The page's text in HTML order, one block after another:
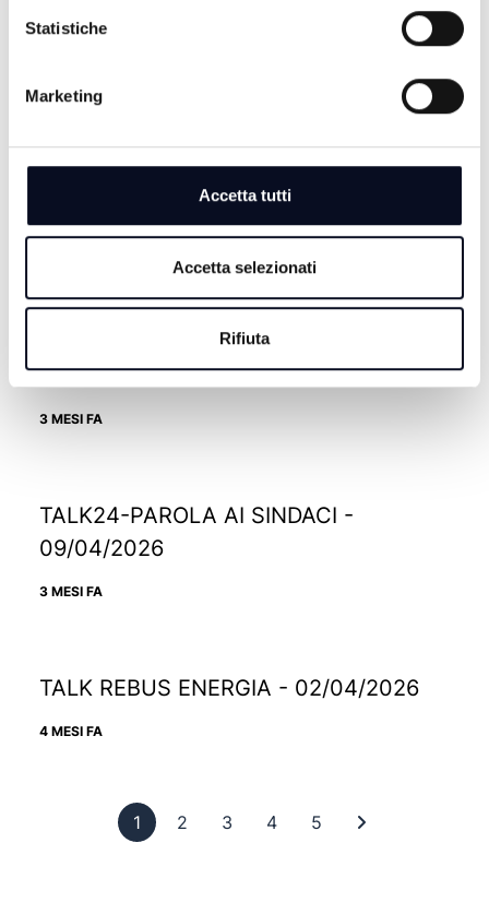
Statistiche
Marketing
Accetta tutti
Accetta selezionati
Rifiuta
TALK24 ESTATE, DIFFICOLTA' E
3 MESI FA
TALK24 RESISTERE - 23/04/2026
TALK24 ORGOGLIO NOSTRO -
16/04/2026
3 MESI FA
TALK24-PAROLA AI SINDACI -
09/04/2026
3 MESI FA
TALK REBUS ENERGIA - 02/04/2026
4 MESI FA
1 Pagina 1
2 Pagina 2
3 Pagina 3
4Pagina 4
5 Pagina 5